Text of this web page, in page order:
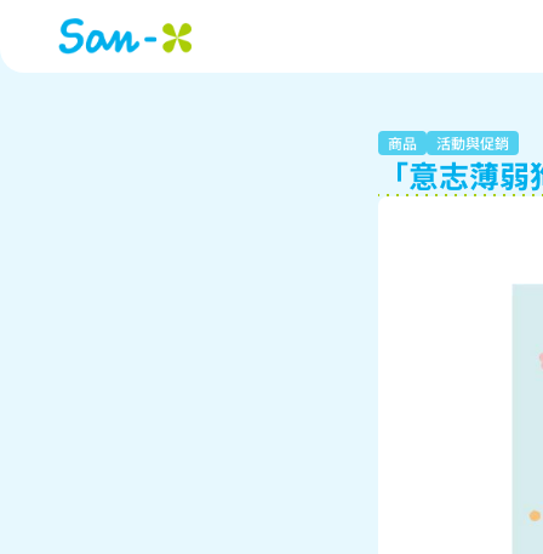
商品 活動與促銷
「意志薄